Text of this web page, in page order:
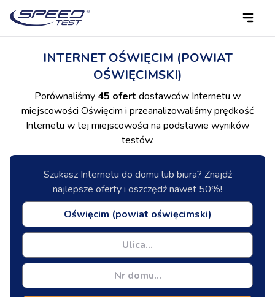
INTERNET OŚWIĘCIM (POWIAT
OŚWIĘCIMSKI)
Porównaliśmy 45 ofert dostawców Internetu w
miejscowości Oświęcim i przeanalizowaliśmy prędkość
Internetu w tej miejscowości na podstawie wyników
testów.
Szukasz Internetu do domu lub biura? Znajdź
najlepsze oferty i oszczędź nawet 50%!